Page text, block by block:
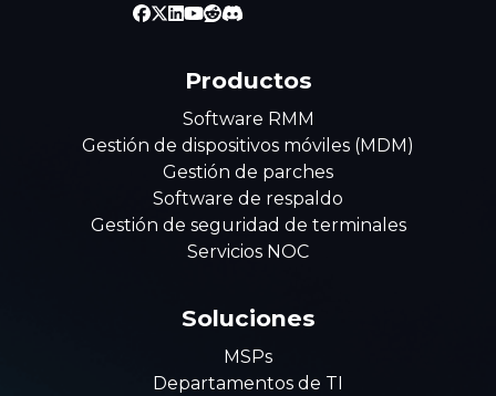
Productos
Software RMM
Gestión de dispositivos móviles (MDM)
Gestión de parches
Software de respaldo
Gestión de seguridad de terminales
Servicios NOC
Soluciones
MSPs
Departamentos de TI